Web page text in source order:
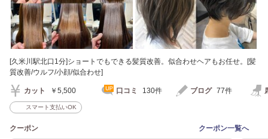
[久米川駅北口1分]ショートでもできる髪質改善。似合わせヘアもお任せ。[髪
質改善/ウルフ/小顔/似合わせ]
カット ￥5,500 口コミ 130件 ブログ 77件
スマート支払いOK
クーポン クーポン一覧へ